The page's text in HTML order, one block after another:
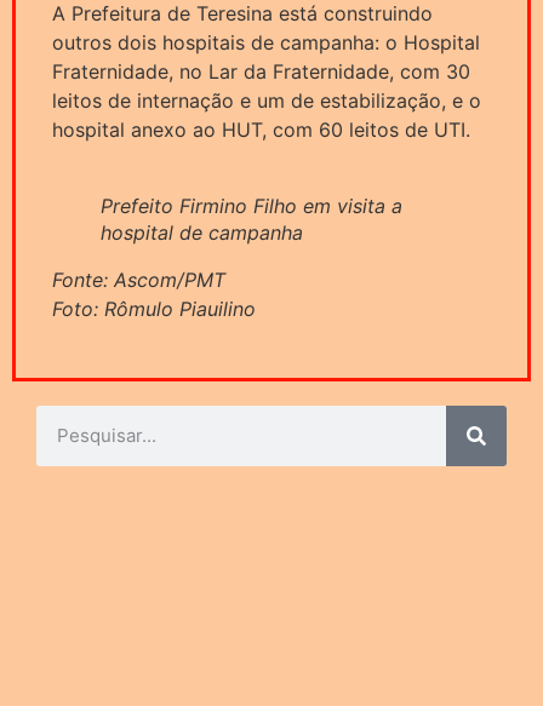
A Prefeitura de Teresina está construindo
outros dois hospitais de campanha: o Hospital
Fraternidade, no Lar da Fraternidade, com 30
leitos de internação e um de estabilização, e o
hospital anexo ao HUT, com 60 leitos de UTI.
Prefeito Firmino Filho em visita a
hospital de campanha
Fonte: Ascom/PMT
Foto: Rômulo Piauilino